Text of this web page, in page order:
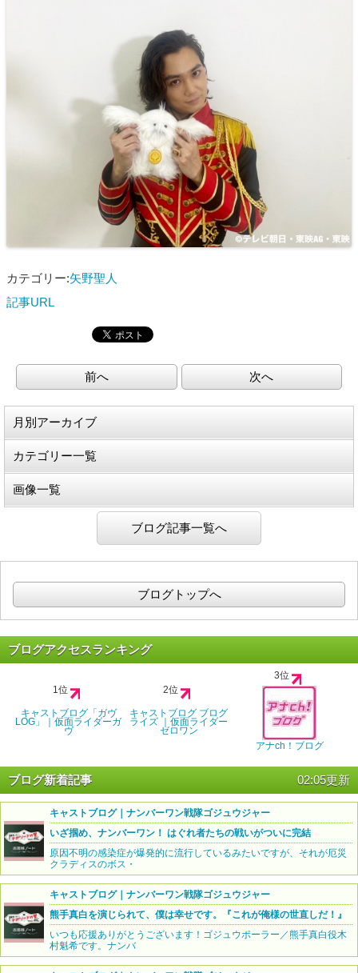
カテゴリー:矢野聖人
記事URL
前へ 次へ
月別アーカイブ
カテゴリー一覧
画像一覧
ブログ記事一覧へ
ブログトップへ
ブログアクセスランキング
1位
キャストブログ「ガヴ
LOG」｜仮面ライダーガ
ヴ
2位
キャストブログ ブログ
ライズ ｜仮面ライダー
ゼロワン
3位
アナch！ブログ
ブログ新着記事 02:05更新
キャストブログ｜ナンバーワン戦隊ゴジュウジャー
いざ掴め、ナンバーワン！ はぐれ者たちの戦いがついに完結
原因不明の感染症が爆発的に流行しているみたいですが、それが厄災
クラディスのボス・
キャストブログ｜ナンバーワン戦隊ゴジュウジャー
熊手真白を演じられて、僕は幸せです。『これが俺様の世直しだ！』
いつも応援ありがとうございます！ゴジュウポーラー／熊手真白役木
村魁希です。ナンバ